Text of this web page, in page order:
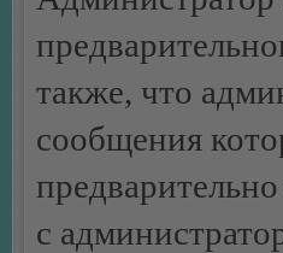
также, что
сообщения
с